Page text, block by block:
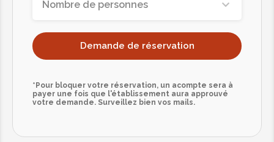
Nombre de personnes
Demande de réservation
*Pour bloquer votre réservation, un acompte sera à
payer une fois que l'établissement aura approuvé
votre demande. Surveillez bien vos mails.